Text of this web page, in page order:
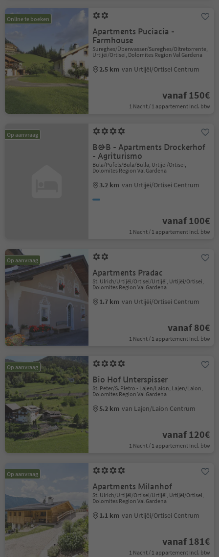
Online te boeken
Apartments Puciacia -
Farmhouse
Sureghes/Überwasser/Sureghes/Oltretorrente,
Urtijëi/Ortisei, Dolomites Region Val Gardena
2.5 km van Urtijëi/Ortisei Centrum
vanaf 150€
1 Nacht / 1 appartement Incl. btw
Op aanvraag
B&B - Apartments Drockerhof
- Agriturismo
Bula/Pufels/Bula/Bulla, Urtijëi/Ortisei,
Dolomites Region Val Gardena
3.2 km van Urtijëi/Ortisei Centrum
vanaf 100€
1 Nacht / 1 appartement Incl. btw
Op aanvraag
Apartments Pradac
St. Ulrich/Urtijëi/Ortisei/Urtijëi, Urtijëi/Ortisei,
Dolomites Region Val Gardena
1.7 km van Urtijëi/Ortisei Centrum
vanaf 80€
1 Nacht / 1 appartement Incl. btw
Op aanvraag
Bio Hof Unterspisser
St. Peter/S. Pietro - Lajen/Laion, Lajen/Laion,
Dolomites Region Val Gardena
5.2 km van Lajen/Laion Centrum
vanaf 120€
1 Nacht / 1 appartement Incl. btw
Op aanvraag
Apartments Milanhof
St. Ulrich/Urtijëi/Ortisei/Urtijëi, Urtijëi/Ortisei,
Dolomites Region Val Gardena
1.1 km van Urtijëi/Ortisei Centrum
vanaf 181€
1 Nacht / 1 appartement Incl. btw